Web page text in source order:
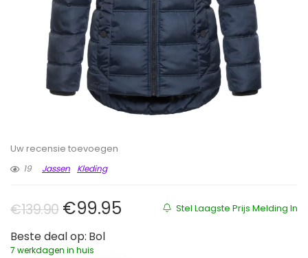
Uw recensie toevoegen
19
Jassen Kleding
Stel Laagste Prijs Melding In
€139.90 Oorspronkelijke prijs was:
€99.95Huidige prijs is: €99.95.
Beste deal op: Bol
7 werkdagen in huis